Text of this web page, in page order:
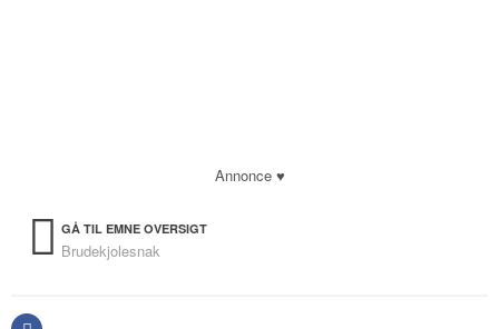
Annonce ♥
GÅ TIL EMNE OVERSIGT
Brudekjolesnak